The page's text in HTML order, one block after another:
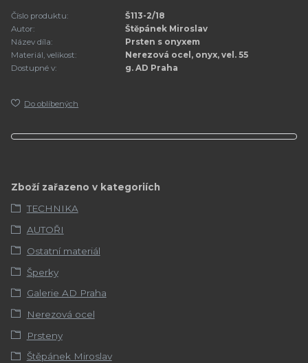
Číslo produktu:
Š113-2/18
Autor:
Štěpánek Miroslav
Název díla:
Prsten s onyxem
Materiál, velikost:
Nerezová ocel, onyx, vel. 55
Dostupné v:
g. AD Praha
Do oblíbených
Zboží zařazeno v kategoriích
TECHNIKA
AUTOŘI
Ostatní materiál
Šperky
Galerie AD Praha
Nerezová ocel
Prsteny
Štěpánek Miroslav